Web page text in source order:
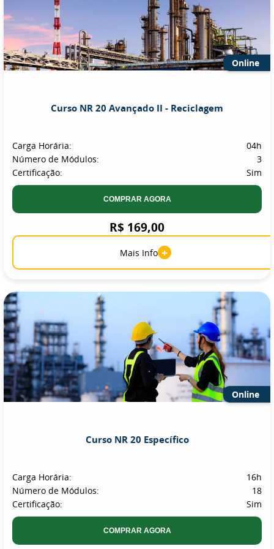
Online
Curso NR 20 Avançado II - Reciclagem
Carga Horária:
04h
Número de Módulos:
3
Certificação:
Sim
COMPRAR AGORA
R$ 169,00
Mais Info +
Online
Curso NR 20 Específico
Carga Horária:
16h
Número de Módulos:
18
Certificação:
Sim
COMPRAR AGORA